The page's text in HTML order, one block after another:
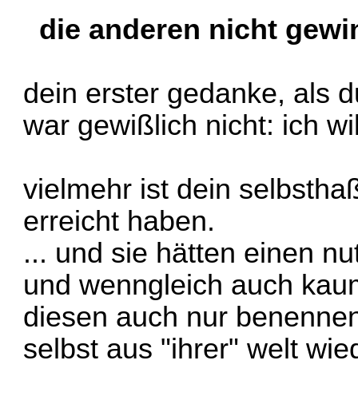
die anderen nicht
dein erster gedanke, als
war gewißlich nicht: ich
vielmehr ist dein
erreicht haben.
... und sie hätten einen
und wenngleich auch
diesen auch nur
selbst aus "ihrer" welt